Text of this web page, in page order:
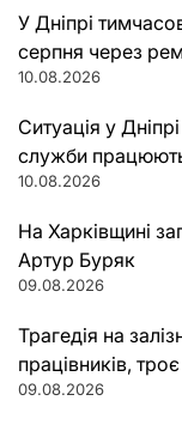
У Дніпрі
серпня через
10.08.2026
Ситуація у
служби
10.08.2026
На Харківщині
Артур Буряк
09.08.2026
Трагедія на
працівників,
09.08.2026